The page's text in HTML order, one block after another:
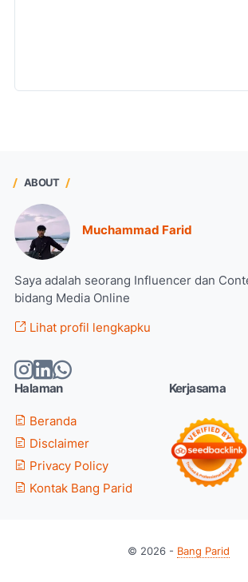
ABOUT
Muchammad Farid
Saya adalah seorang Influencer dan
bidang Media Online
Lihat profil lengkapku
Halaman
Beranda
Disclaimer
Privacy Policy
Kontak Bang Parid
Kerjasama
© 2026 - Bang Parid